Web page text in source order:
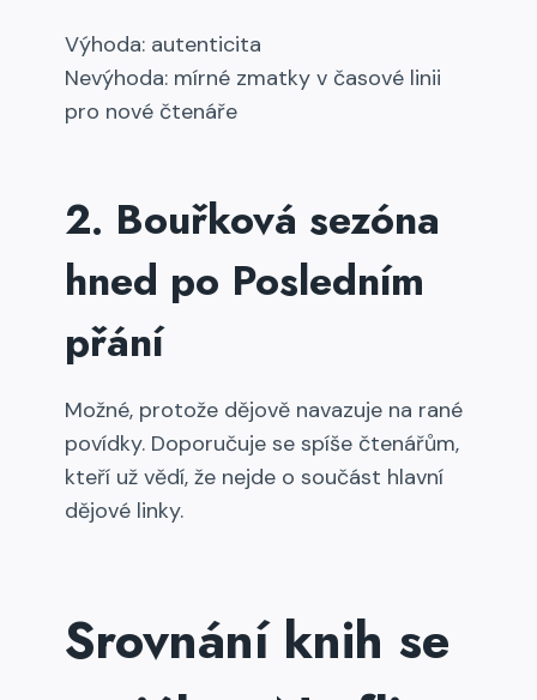
Výhoda: autenticita
Nevýhoda: mírné zmatky v časové linii
pro nové čtenáře
2. Bouřková sezóna
hned po Posledním
přání
Možné, protože dějově navazuje na rané
povídky. Doporučuje se spíše čtenářům,
kteří už vědí, že nejde o součást hlavní
dějové linky.
Srovnání knih se